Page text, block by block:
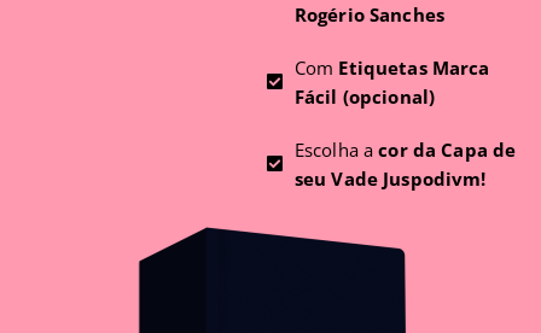
Rogério Sanches
Com Etiquetas Marca
Fácil (opcional)
Escolha acor da Capa de
seu Vade Juspodivm!